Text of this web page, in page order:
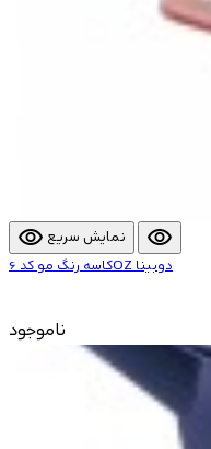
visibility نمایش سریع visibility
کاسه رنگ مو کد 6OZ دوبینا
ناموجود